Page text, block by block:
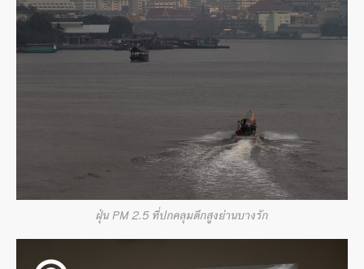
ฝุ่น PM 2.5 ที่ปกคลุมตึกสูงย่านบางรัก